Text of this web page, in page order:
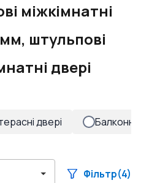
міжкімнатні
штульпові
двері
двері Балконні
Фільтр(4)